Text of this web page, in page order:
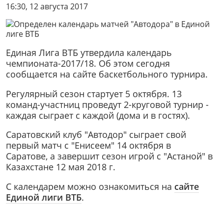
16:30, 12 августа 2017
Единая Лига ВТБ утвердила календарь
чемпионата-2017/18. Об этом сегодня
сообщается на сайте баскетбольного турнира.
Регулярный сезон стартует 5 октября. 13
команд-участниц проведут 2-круговой турнир -
каждая сыграет с каждой (дома и в гостях).
Саратовский клуб "Автодор" сыграет свой
первый матч с "Енисеем" 14 октября в
Саратове, а завершит сезон игрой с "Астаной" в
Казахстане 12 мая 2018 г.
С календарем можно ознакомиться на сайте
Единой лиги ВТБ.